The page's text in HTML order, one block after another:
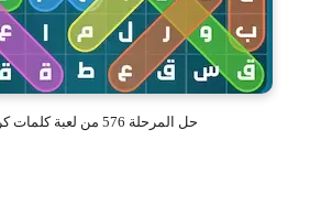
حل المرحلة 576 من لعبة كلمات كراش